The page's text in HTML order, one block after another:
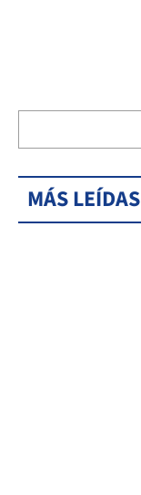
MÁS LEÍDAS